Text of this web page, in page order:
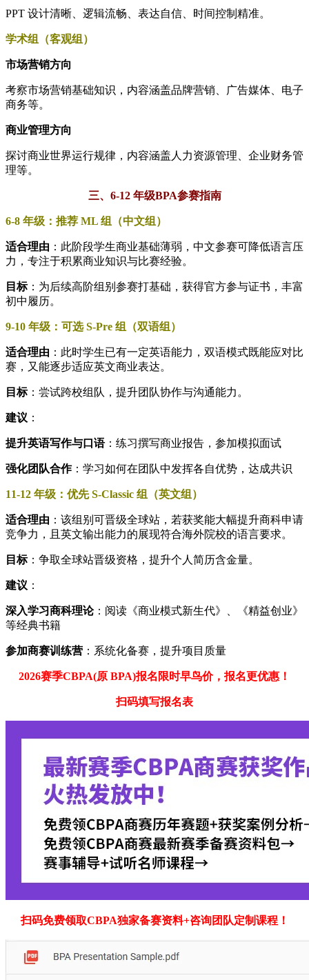
PPT 设计清晰、逻辑流畅、表达自信、时间控制精准。
学术组（客观组）
市场营销方向
考察市场营销基础知识，内容涵盖品牌营销、广告媒体、电子
商务等。
商业管理方向
探讨商业世界运行规律，内容涵盖人力资源管理、企业财务管
理等。
三、6-12 年级BPA参赛指南
6-8 年级：推荐 ML 组（中文组）
适合理由 ：此阶段学生商业基础薄弱，中文参赛可降低语言压
力，专注于积累商业知识与比赛经验。
目标：为后续高阶组别参赛打基础，获得官方参与证书，丰富
初中履历。
9-10 年级：可选 S-Pre 组（双语组）
适合理由 ：此时学生已有一定英语能力，双语模式既能应对比
赛，又能逐步适应英文商业表达。
目标：尝试跨校组队，提升团队协作与沟通能力。
建议 ：
提升英语写作与口语：练习撰写商业报告，参加模拟面试
强化团队合作：学习如何在团队中发挥各自优势，达成共识
11-12 年级：优先 S-Classic 组（英文组）
适合理由 ：该组别可晋级全球站，若获奖能大幅提升商科申请
竞争力，且英文输出能力的展现符合海外院校的语言要求。
目标：争取全球站晋级资格，提升个人简历含金量。
建议 ：
深入学习商科理论：阅读《商业模式新生代》、《精益创业》
等经典书籍
参加商赛训练营 ：系统化备赛，提升项目质量
2026赛季CBPA(原 BPA)报名限时早鸟价，报名更优惠！
扫码填写报名表
扫码免费领取CBPA独家备赛资料+咨询团队定制课程！